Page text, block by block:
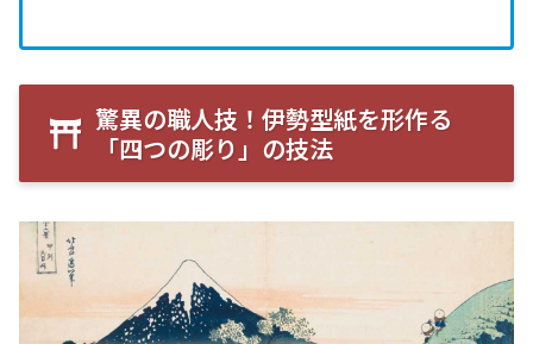
驚異の職人技！伊勢型紙を形作る
「四つの彫り」の技法